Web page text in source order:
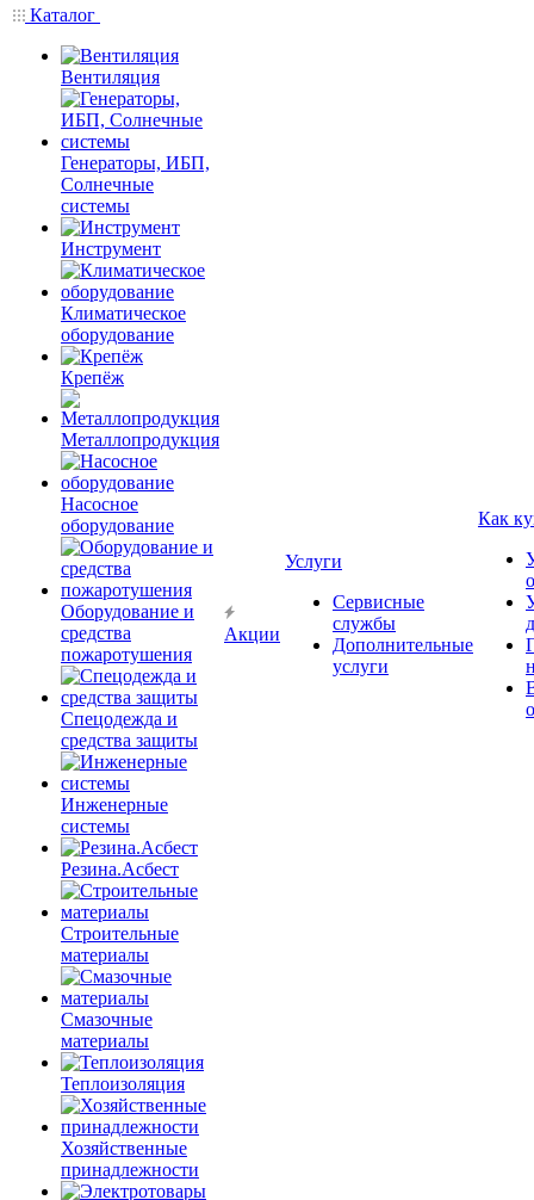
Каталог
Вентиляция
Генераторы, ИБП,
Солнечные
системы
Инструмент
Климатическое
оборудование
Крепёж
Металлопродукция
Насосное
оборудование
Оборудование и
средства
пожаротушения
Спецодежда и
средства защиты
Инженерные
системы
Резина.Асбест
Строительные
материалы
Смазочные
материалы
Теплоизоляция
Хозяйственные
принадлежности
Акции
Услуги
Сервисные
службы
Дополнительные
услуги
Как